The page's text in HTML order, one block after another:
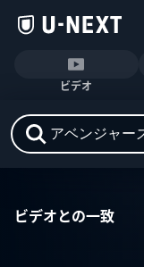
ビデオ
ビデオとの一致